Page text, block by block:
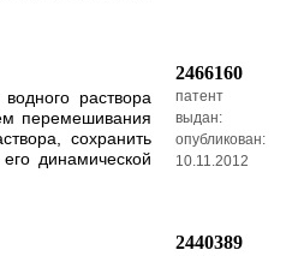
раствора
перемешивания
сохранить
динамической
2466160
патент
выдан:
опубликован:
10.11.2012
2440389